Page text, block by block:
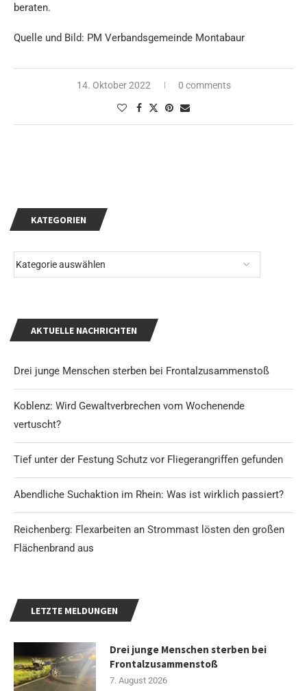
beraten.
Quelle und Bild: PM Verbandsgemeinde Montabaur
14. Oktober 2022 0 comments
KATEGORIEN
AKTUELLE NACHRICHTEN
Drei junge Menschen sterben bei Frontalzusammenstoß
Koblenz: Wird Gewaltverbrechen vom Wochenende
vertuscht?
Tief unter der Festung Schutz vor Fliegerangriffen gefunden
Abendliche Suchaktion im Rhein: Was ist wirklich passiert?
Reichenberg: Flexarbeiten an Strommast lösten den großen
Flächenbrand aus
LETZTE MELDUNGEN
Drei junge Menschen sterben bei
Frontalzusammenstoß
7. August 2026